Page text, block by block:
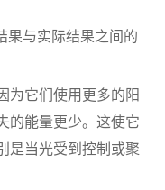
果与实际结果之间的
为它们使用更多的阳
的能量更少。这使它
是当光受到控制或聚